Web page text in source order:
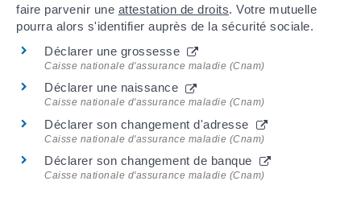
faire parvenir une attestation de droits. Votre mutuelle
pourra alors s'identifier auprès de la sécurité sociale.
Déclarer une grossesse
Caisse nationale d'assurance maladie (Cnam)
Déclarer une naissance
Caisse nationale d'assurance maladie (Cnam)
Déclarer son changement d'adresse
Caisse nationale d'assurance maladie (Cnam)
Déclarer son changement de banque
Caisse nationale d'assurance maladie (Cnam)